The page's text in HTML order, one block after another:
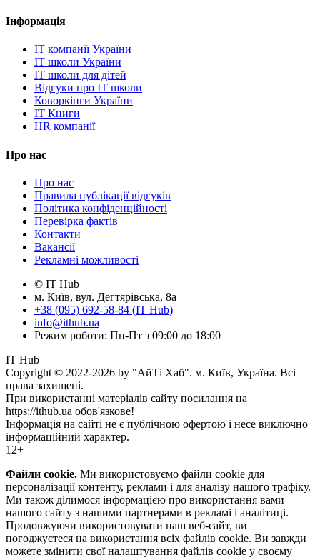
Інформація
IT компанії України
IT школи України
IT школи для дітей
Відгуки про IT школи
Коворкінги України
IT Книги
HR компанії
Про нас
Про нас
Правила публікації відгуків
Політика конфіденційності
Перевірка фактів
Контакти
Вакансії
Рекламні можливості
© IT Hub
м. Київ, вул. Дегтярівська, 8а
+38 (095) 692-58-84 (IT Hub)
info@ithub.ua
Режим роботи: Пн-Пт з 09:00 до 18:00
IT Hub
Copyright © 2022-2026 by "АйТі Хаб". м. Київ, Україна. Всі
права захищені.
При використанні матеріалів сайту посилання на
https://ithub.ua обов'язкове!
Інформація на сайті не є публічною офертою і несе виключно
інформаційний характер.
12+
Файли cookie. Ми використовуємо файли cookie для
персоналізації контенту, реклами і для аналізу нашого трафіку.
Ми також ділимося інформацією про використання вами
нашого сайту з нашими партнерами в рекламі і аналітиці.
Продовжуючи використовувати наш веб-сайт, ви
погоджуєтеся на використання всіх файлів cookie. Ви завжди
можете змінити свої налаштування файлів cookie у своєму